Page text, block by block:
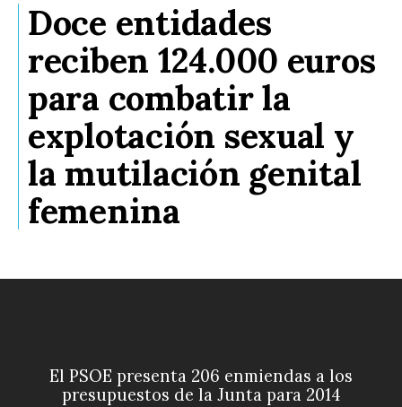
Doce entidades
reciben 124.000 euros
para combatir la
explotación sexual y
la mutilación genital
femenina
El PSOE presenta 206 enmiendas a los
presupuestos de la Junta para 2014